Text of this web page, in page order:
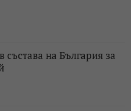
състава на България за